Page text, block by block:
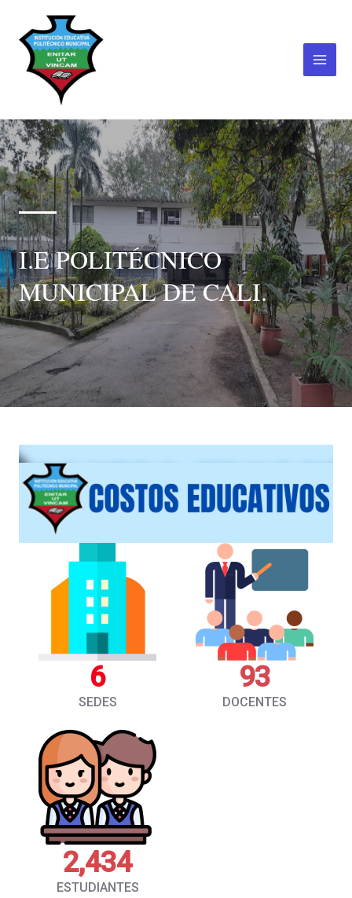
contenido
Main
I.E POLITÉCNICO
MUNICIPAL DE CALI.
6
SEDES
93
DOCENTES
2,434
ESTUDIANTES